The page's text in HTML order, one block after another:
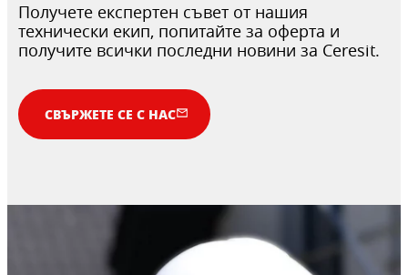
CERESIT R 777
Получете експертен съвет от нашия
технически екип, попитайте за оферта и
получите всички последни новини за Ceresit.
СВЪРЖЕТЕ СЕ С НАС